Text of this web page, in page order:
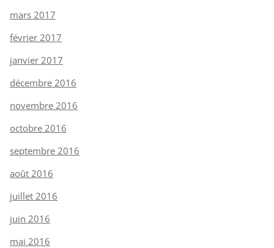
mars 2017
février 2017
janvier 2017
décembre 2016
novembre 2016
octobre 2016
septembre 2016
août 2016
juillet 2016
juin 2016
mai 2016